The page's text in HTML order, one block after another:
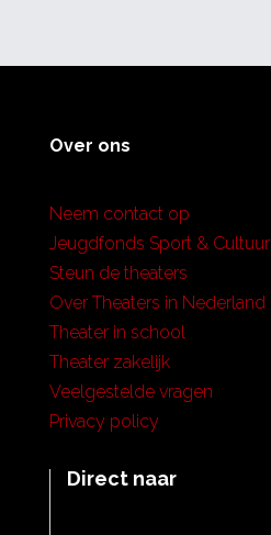
Over ons
Neem contact op
Jeugdfonds Sport & Cultuur
Steun de theaters
Over Theaters in Nederland
Theater in school
Theater zakelijk
Veelgestelde vragen
Privacy policy
Direct naar